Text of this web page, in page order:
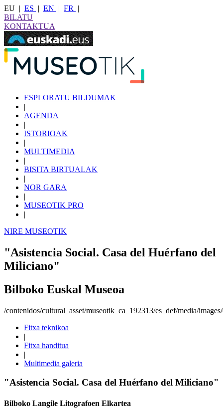
EU | ES | EN | FR
|
BILATU
KONTAKTUA
ESPLORATU BILDUMAK
|
AGENDA
|
ISTORIOAK
|
MULTIMEDIA
|
BISITA BIRTUALAK
|
NOR GARA
|
MUSEOTIK PRO
|
NIRE MUSEOTIK
"Asistencia Social. Casa del Huérfano del
Miliciano"
Bilboko Euskal Museoa
/contenidos/cultural_asset/museotik_ca_192313/es_def/media/
Fitxa teknikoa
|
Fitxa handitua
|
Multimedia galeria
"Asistencia Social. Casa del Huérfano del Miliciano"
Bilboko Langile Litografoen Elkartea